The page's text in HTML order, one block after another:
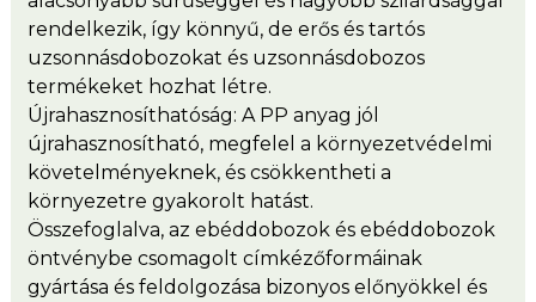
rendelkezik, így könnyű, de erős és tartós
uzsonnásdobozokat és uzsonnásdobozos
termékeket hozhat létre.
Újrahasznosíthatóság: A PP anyag jól
újrahasznosítható, megfelel a környezetvédelmi
követelményeknek, és csökkentheti a
környezetre gyakorolt ​​hatást.
Összefoglalva, az ebéddobozok és ebéddobozok
öntvénybe csomagolt címkézőformáinak
gyártása és feldolgozása bizonyos előnyökkel és